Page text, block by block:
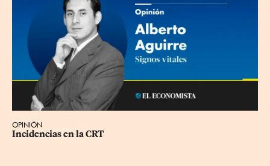
OPINIÓN
Incidencias en la CRT